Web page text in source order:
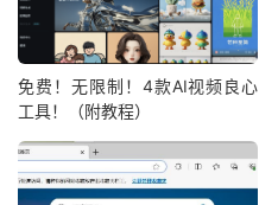
免费！无限制！4款AI视频良心
工具！（附教程）